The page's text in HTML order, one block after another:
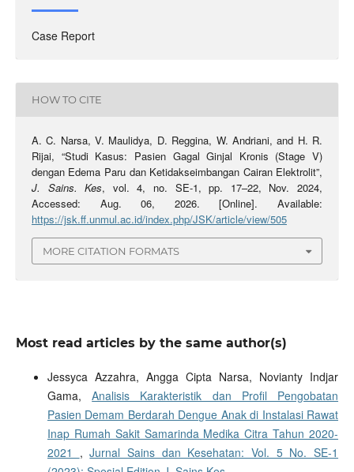
Case Report
HOW TO CITE
A. C. Narsa, V. Maulidya, D. Reggina, W. Andriani, and H. R.
Rijai, “Studi Kasus: Pasien Gagal Ginjal Kronis (Stage V)
dengan Edema Paru dan Ketidakseimbangan Cairan Elektrolit”,
J. Sains. Kes, vol. 4, no. SE-1, pp. 17–22, Nov. 2024,
Accessed: Aug. 06, 2026. [Online]. Available:
https://jsk.ff.unmul.ac.id/index.php/JSK/article/view/505
MORE CITATION FORMATS
Most read articles by the same author(s)
Jessyca Azzahra, Angga Cipta Narsa, Novianty Indjar
Gama,Analisis Karakteristik dan Profil Pengobatan
Pasien Demam Berdarah Dengue Anak di Instalasi Rawat
Inap Rumah Sakit Samarinda Medika Citra Tahun 2020-
2021 ,Jurnal Sains dan Kesehatan: Vol. 5 No. SE-1